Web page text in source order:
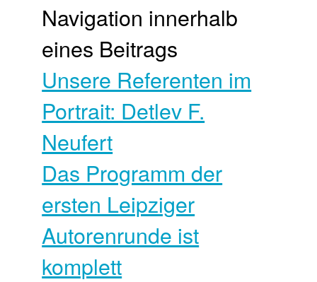
Navigation innerhalb
eines Beitrags
Unsere Referenten im
Portrait: Detlev F.
Neufert
Das Programm der
ersten Leipziger
Autorenrunde ist
komplett